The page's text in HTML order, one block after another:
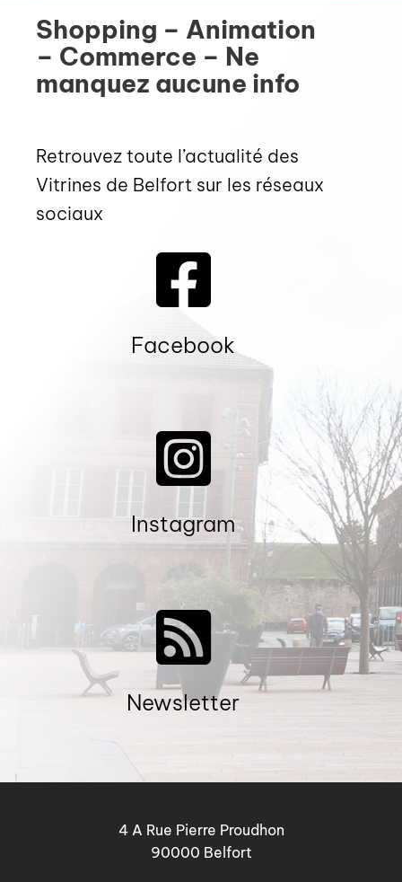
Shopping – Animation
– Commerce – Ne
manquez aucune info
Retrouvez toute l’actualité des
Vitrines de Belfort sur les réseaux
sociaux
Facebook
Instagram
Newsletter
4 A Rue Pierre Proudhon
90000 Belfort